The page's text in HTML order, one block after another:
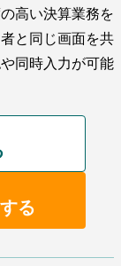
高い決算業務を
と同じ画面を共
同時入力が可能
る